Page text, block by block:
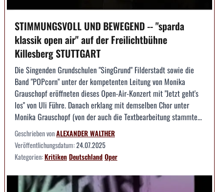
STIMMUNGSVOLL UND BEWEGEND -- "sparda
klassik open air" auf der Freilichtbühne
Killesberg STUTTGART
Die Singenden Grundschulen "SingGrund" Filderstadt sowie die
Band "POPcorn" unter der kompetenten Leitung von Monika
Grauschopf eröffneten dieses Open-Air-Konzert mit "Jetzt geht's
los" von Uli Führe. Danach erklang mit demselben Chor unter
Monika Grauschopf (von der auch die Textbearbeitung stammte...
Geschrieben vonALEXANDER WALTHER
Veröffentlichungsdatum:24.07.2025
Kategorien:KritikenDeutschlandOper